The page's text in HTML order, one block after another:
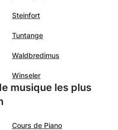
Steinfort
Tuntange
Waldbredimus
Winseler
musique les plus
Cours de Piano